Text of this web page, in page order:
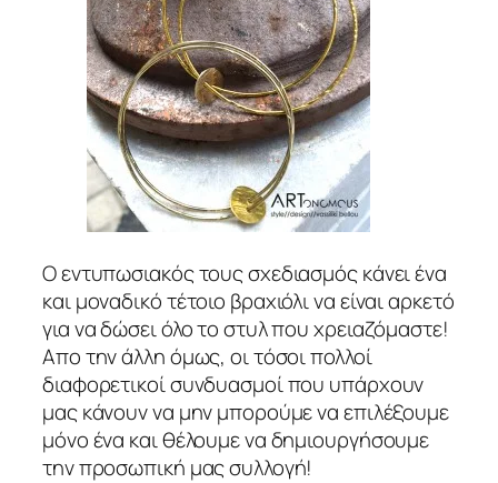
Ο εντυπωσιακός τους σχεδιασμός κάνει ένα
και μοναδικό τέτοιο βραχιόλι να είναι αρκετό
για να δώσει όλο το στυλ που χρειαζόμαστε!
Απο την άλλη όμως, οι τόσοι πολλοί
διαφορετικοί συνδυασμοί που υπάρχουν
μας κάνουν να μην μπορούμε να επιλέξουμε
μόνο ένα και θέλουμε να δημιουργήσουμε
την προσωπική μας συλλογή!